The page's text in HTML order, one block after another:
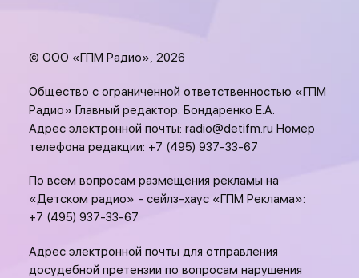
© ООО «ГПМ Радио», 2026
Общество с ограниченной ответственностью «ГПМ
Радио» Главный редактор: Бондаренко Е.А.
Адрес электронной почты: radio@detifm.ru Номер
телефона редакции: +7 (495) 937-33-67
По всем вопросам размещения рекламы на
«Детском радио» - сейлз-хаус «ГПМ Реклама»:
+7 (495) 937-33-67
Адрес электронной почты для отправления
досудебной претензии по вопросам нарушения